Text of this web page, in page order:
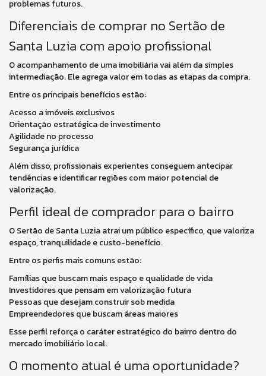
problemas futuros.
Diferenciais de comprar no Sertão de
Santa Luzia com apoio profissional
O acompanhamento de uma imobiliária vai além da simples
intermediação. Ele agrega valor em todas as etapas da compra.
Entre os principais benefícios estão:
Acesso a imóveis exclusivos
Orientação estratégica de investimento
Agilidade no processo
Segurança jurídica
Além disso, profissionais experientes conseguem antecipar
tendências e identificar regiões com maior potencial de
valorização.
Perfil ideal de comprador para o bairro
O Sertão de Santa Luzia atrai um público específico, que valoriza
espaço, tranquilidade e custo-benefício.
Entre os perfis mais comuns estão:
Famílias que buscam mais espaço e qualidade de vida
Investidores que pensam em valorização futura
Pessoas que desejam construir sob medida
Empreendedores que buscam áreas maiores
Esse perfil reforça o caráter estratégico do bairro dentro do
mercado imobiliário local.
O momento atual é uma oportunidade?